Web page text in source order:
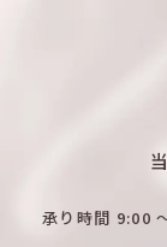
承り時間 9:00